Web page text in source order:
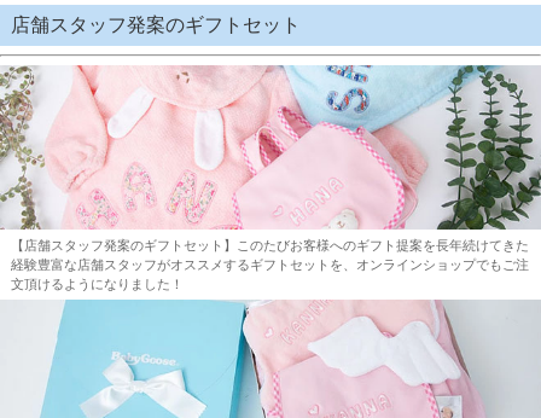
店舗スタッフ発案のギフトセット
【店舗スタッフ発案のギフトセット】このたびお客様へのギフト提案を長年続けてきた
経験豊富な店舗スタッフがオススメするギフトセットを、オンラインショップでもご注
文頂けるようになりました！